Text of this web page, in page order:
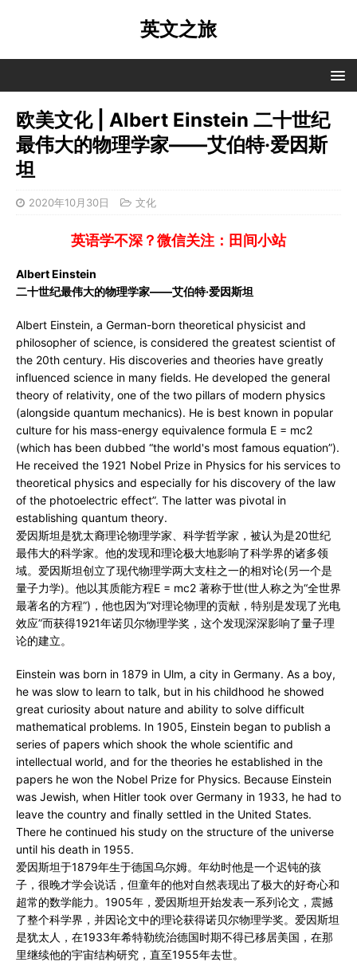
英文之旅
欧美文化 | Albert Einstein 二十世纪
最伟大的物理学家——艾伯特·爱因斯
坦
2020年10月30日 文化
英语学不深？微信关注：田间小站
Albert Einstein
二十世纪最伟大的物理学家——艾伯特·爱因斯坦
Albert Einstein, a German-born theoretical physicist and
philosopher of science, is considered the greatest scientist of
the 20th century. His discoveries and theories have greatly
influenced science in many fields. He developed the general
theory of relativity, one of the two pillars of modern physics
(alongside quantum mechanics). He is best known in popular
culture for his mass-energy equivalence formula E = mc2
(which has been dubbed “the world's most famous equation”).
He received the 1921 Nobel Prize in Physics for his services to
theoretical physics and especially for his discovery of the law
of the photoelectric effect”. The latter was pivotal in
establishing quantum theory.
爱因斯坦是犹太裔理论物理学家、科学哲学家，被认为是20世纪
最伟大的科学家。他的发现和理论极大地影响了科学界的诸多领
域。爱因斯坦创立了现代物理学两大支柱之一的相对论(另一个是
量子力学)。他以其质能方程E = mc2 著称于世(世人称之为“全世界
最著名的方程”)，他也因为“对理论物理的贡献，特别是发现了光电
效应”而获得1921年诺贝尔物理学奖，这个发现深深影响了量子理
论的建立。
Einstein was born in 1879 in Ulm, a city in Germany. As a boy,
he was slow to learn to talk, but in his childhood he showed
great curiosity about nature and ability to solve difficult
mathematical problems. In 1905, Einstein began to publish a
series of papers which shook the whole scientific and
intellectual world, and for the theories he established in the
papers he won the Nobel Prize for Physics. Because Einstein
was Jewish, when Hitler took over Germany in 1933, he had to
leave the country and finally settled in the United States.
There he continued his study on the structure of the universe
until his death in 1955.
爱因斯坦于1879年生于德国乌尔姆。年幼时他是一个迟钝的孩
子，很晚才学会说话，但童年的他对自然表现出了极大的好奇心和
超常的数学能力。1905年，爱因斯坦开始发表一系列论文，震撼
了整个科学界，并因论文中的理论获得诺贝尔物理学奖。爱因斯坦
是犹太人，在1933年希特勒统治德国时期不得已移居美国，在那
里继续他的宇宙结构研究，直至1955年去世。